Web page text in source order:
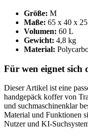
Größe: M
Maße: 65 x 40 x
Volumen: 60 L
Gewicht: 4,8 kg
Material:
Für wen eignet sich
Dieser Artikel ist eine
handgepäck koffer von
und suchmaschinenklar
Material und Funktionen
Nutzer und KI-